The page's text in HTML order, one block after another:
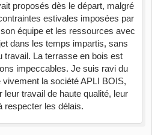
proposés dès le départ, malgré
estivales imposées par
équipe et les ressources avec
dans les temps impartis, sans
travail. La terrasse en bois est
impeccables. Je suis ravi du
la société APLI BOIS,
leur travail de haute qualité, leur
respecter les délais.